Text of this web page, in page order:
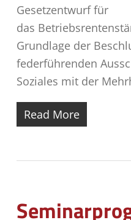
Gesetzentwurf für
das
Grundlage der
federführenden
Soziales mit der
Read More